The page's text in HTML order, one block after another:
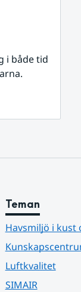
i både tid
Teman
Havsmiljö i kust
Luftkvalitet
SIMAIR